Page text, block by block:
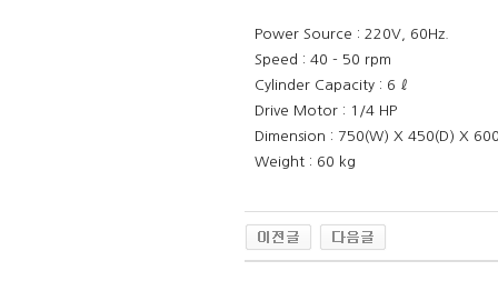
Power Source : 220V, 60Hz.
Speed : 40 - 50 rpm
Cylinder Capacity : 6 ℓ
Drive Motor : 1/4 HP
Dimension : 750(W) X 450(D) X
Weight : 60 kg